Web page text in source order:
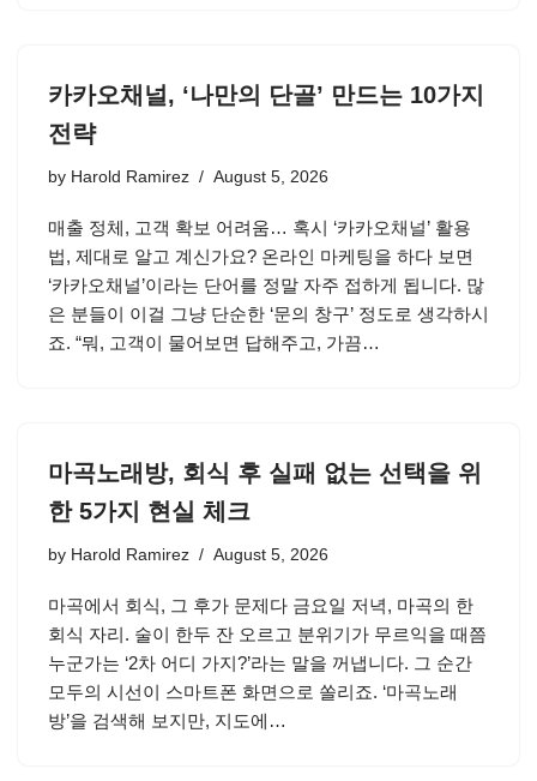
카카오채널, ‘나만의 단골’ 만드는 10가지
전략
by Harold Ramirez August 5, 2026
매출 정체, 고객 확보 어려움… 혹시 ‘카카오채널’ 활용
법, 제대로 알고 계신가요? 온라인 마케팅을 하다 보면
‘카카오채널’이라는 단어를 정말 자주 접하게 됩니다. 많
은 분들이 이걸 그냥 단순한 ‘문의 창구’ 정도로 생각하시
죠. “뭐, 고객이 물어보면 답해주고, 가끔…
마곡노래방, 회식 후 실패 없는 선택을 위
한 5가지 현실 체크
by Harold Ramirez August 5, 2026
마곡에서 회식, 그 후가 문제다 금요일 저녁, 마곡의 한
회식 자리. 술이 한두 잔 오르고 분위기가 무르익을 때쯤
누군가는 ‘2차 어디 가지?’라는 말을 꺼냅니다. 그 순간
모두의 시선이 스마트폰 화면으로 쏠리죠. ‘마곡노래
방’을 검색해 보지만, 지도에…